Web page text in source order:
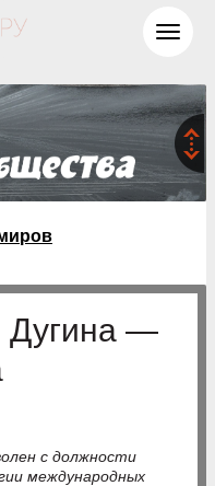
Дугина —
с должности
международных